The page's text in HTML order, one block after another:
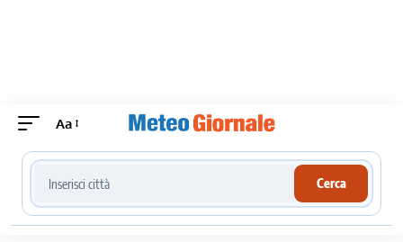
Aa
Cerca località meteo
Cerca